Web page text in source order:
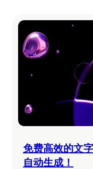
免费高效的文
自动生成！